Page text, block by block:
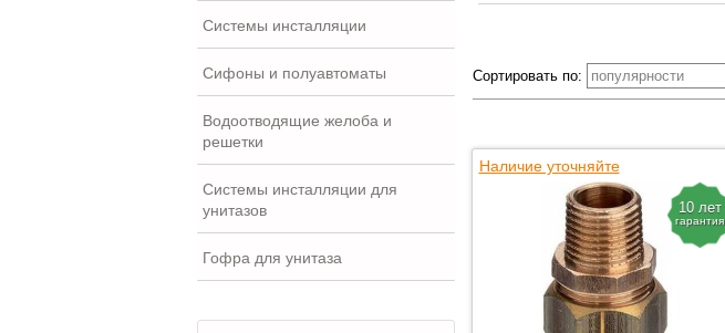
Системы инсталляции
Сифоны и полуавтоматы
Водоотводящие желоба и
решетки
Системы инсталляции для
унитазов
Гофра для унитаза
Сортировать по: популярности
Наличие уточняйте
10 лет
гарантия